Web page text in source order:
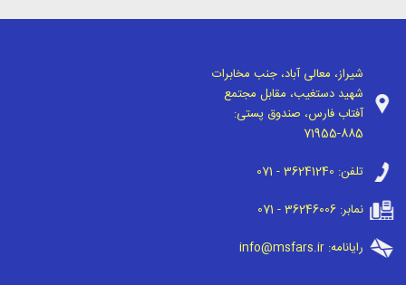
شیراز، معالی آباد، جنب مخابرات
شهید دستغیب، مقابل مجتمع
آفتاب فارس، صندوق پستی:
71955-885
تلفن: 071 - 36241240
نمابر:071 - 36246006
رایانامه:info@msfars.ir